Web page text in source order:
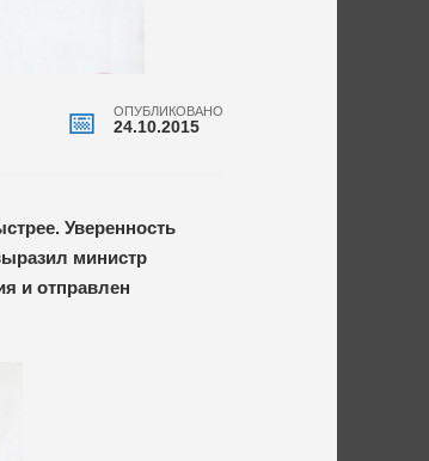
ОПУБЛИКОВАНО
24.10.2015
Уверенность
министр
и отправлен